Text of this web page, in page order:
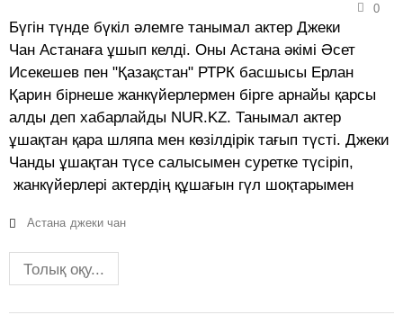
0
Бүгін түнде бүкіл әлемге танымал актер Джеки
Чан Астанаға ұшып келді. Оны Астана әкімі Әсет
Исекешев пен "Қазақстан" РТРК басшысы Ерлан
Қарин бірнеше жанкүйерлермен бірге арнайы қарсы
алды деп хабарлайды NUR.KZ. Танымал актер
ұшақтан қара шляпа мен көзілдірік тағып түсті. Джеки
Чанды ұшақтан түсе салысымен суретке түсіріп,
жанкүйерлері актердің құшағын гүл шоқтарымен
Астана джеки чан
Толық оқу...